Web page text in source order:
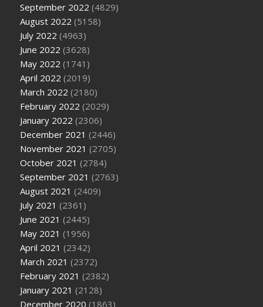
September 2022 (4829)
August 2022 (5158)
July 2022 (4963)
June 2022 (3628)
May 2022 (1741)
April 2022 (2019)
March 2022 (2180)
February 2022 (2029)
January 2022 (2306)
December 2021 (2446)
November 2021 (2705)
October 2021 (2784)
September 2021 (2763)
August 2021 (2409)
July 2021 (2361)
June 2021 (2445)
May 2021 (1956)
April 2021 (2342)
March 2021 (2372)
February 2021 (2382)
January 2021 (2128)
December 2020 (1863)